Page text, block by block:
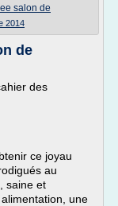
salon de
2014
de
des
ce joyau
au
saine et
une